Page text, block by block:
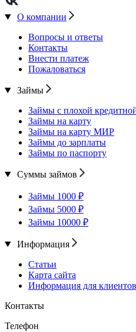
О компании
Вопросы и ответы
Контакты
Внести платеж
Пожаловаться
Займы
Займы с плохой
Займы на карту
Займы на карту МИР
Займы до зарплаты
Займы по паспорту
Суммы займов
Займы 1000 ₽
Займы 5000 ₽
Займы 10000 ₽
Информация
Статьи
Карта сайта
Информация для клиентов
Контакты
Телефон